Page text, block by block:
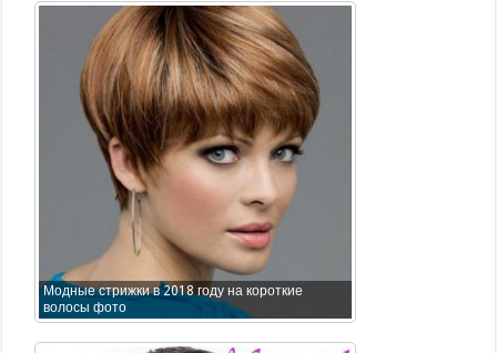
Модные стрижки в 2018 году на короткие
волосы фото